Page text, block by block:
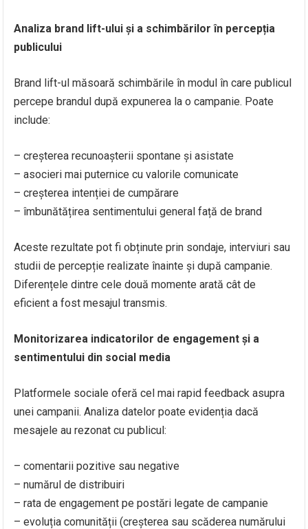
Analiza brand lift-ului și a schimbărilor în percepția
publicului
Brand lift-ul măsoară schimbările în modul în care publicul
percepe brandul după expunerea la o campanie. Poate
include:
– creșterea recunoașterii spontane și asistate
– asocieri mai puternice cu valorile comunicate
– creșterea intenției de cumpărare
– îmbunătățirea sentimentului general față de brand
Aceste rezultate pot fi obținute prin sondaje, interviuri sau
studii de percepție realizate înainte și după campanie.
Diferențele dintre cele două momente arată cât de
eficient a fost mesajul transmis.
Monitorizarea indicatorilor de engagement și a
sentimentului din social media
Platformele sociale oferă cel mai rapid feedback asupra
unei campanii. Analiza datelor poate evidenția dacă
mesajele au rezonat cu publicul:
– comentarii pozitive sau negative
– numărul de distribuiri
– rata de engagement pe postări legate de campanie
– evoluția comunității (creșterea sau scăderea numărului